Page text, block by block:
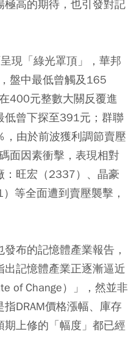
極高的期待，也引發對記
現「綠光罩頂」，華邦
盤中最低曾觸及165
400元整數大關反覆進
低曾下探至391元；群聯
，由於前波獲利調節賣壓
面因素衝擊，表現相對
：旺宏（2337）、晶豪
等全面遭到賣壓襲擊，
布的記憶體產業報告，
記憶體產業正逐漸逼近
of Change）」，然並非
DRAM價格漲幅、庫存
上修的「幅度」都已經